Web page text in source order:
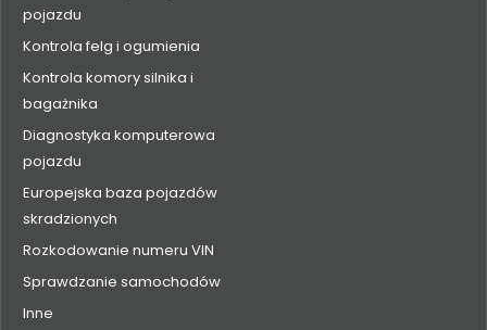
pojazdu
Kontrola felg i ogumienia
Kontrola komory silnika i
bagażnika
Diagnostyka komputerowa
pojazdu
Europejska baza pojazdów
skradzionych
Rozkodowanie numeru VIN
Sprawdzanie samochodów
Inne